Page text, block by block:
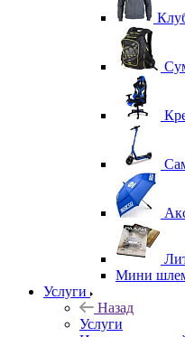
Мини
Услуги
Назад
Услуги